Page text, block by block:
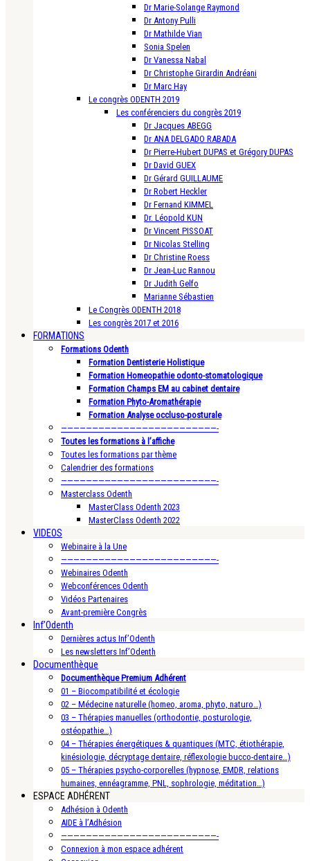
Dr Marie-Solange Raymond
Dr Antony Pulli
Dr Mathilde Vian
Sonia Spelen
Dr Vanessa Nabal
Dr Christophe Girardin Andréani
Dr Marc Hay
Le congrès ODENTH 2019
Les conférenciers du congrès 2019
Dr Jacques ABEGG
Dr ANA DELGADO RABADA
Dr Pierre-Hubert DUPAS et Grégory DUPAS
Dr David GUEX
Dr Gérard GUILLAUME
Dr Robert Heckler
Dr Fernand KIMMEL
Dr. Léopold KUN
Dr Vincent PISSOAT
Dr Nicolas Stelling
Dr Christine Roess
Dr Jean-Luc Rannou
Dr Judith Gelfo
Marianne Sébastien
Le Congrès ODENTH 2018
Les congrès 2017 et 2016
FORMATIONS
Formations Odenth
Formation Dentisterie Holistique
Formation Homeopathie odonto-stomatologique
Formation Champs EM au cabinet dentaire
Formation Phyto-Aromathérapie
Formation Analyse occluso-posturale
—————————————————————————-
Toutes les formations à l’affiche
Toutes les formations par thème
Calendrier des formations
—————————————————————————-
Masterclass Odenth
MasterClass Odenth 2023
MasterClass Odenth 2022
VIDEOS
Webinaire à la Une
—————————————————————————-
Webinaires Odenth
Webconférences Odenth
Vidéos Partenaires
Avant-première Congrès
Inf’Odenth
Dernières actus Inf’Odenth
Les newsletters Inf’Odenth
Documenthèque
Documenthèque Premium Adhérent
01 – Biocompatibilité et écologie
02 – Médecine naturelle (homeo, aroma, phyto, naturo…)
03 – Thérapies manuelles (orthodontie, posturologie,
ostéopathie…)
04 – Thérapies énergétiques & quantiques (MTC, étiothérapie,
kinésiologie, décryptage dentaire, réflexologie bucco-dentaire…)
05 – Thérapies psycho-corporelles (hypnose, EMDR, relations
humaines, ennéagramme, PNL, sophrologie, méditation…)
ESPACE ADHÉRENT
Adhésion à Odenth
AIDE à l’Adhésion
—————————————————————————-
Connexion à mon espace adhérent